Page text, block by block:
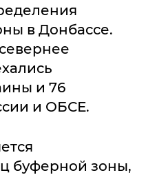
в Донбассе.
и 76
и ОБСЕ.
буферной зоны,